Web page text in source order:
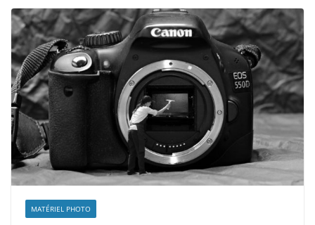
MATÉRIEL PHOTO